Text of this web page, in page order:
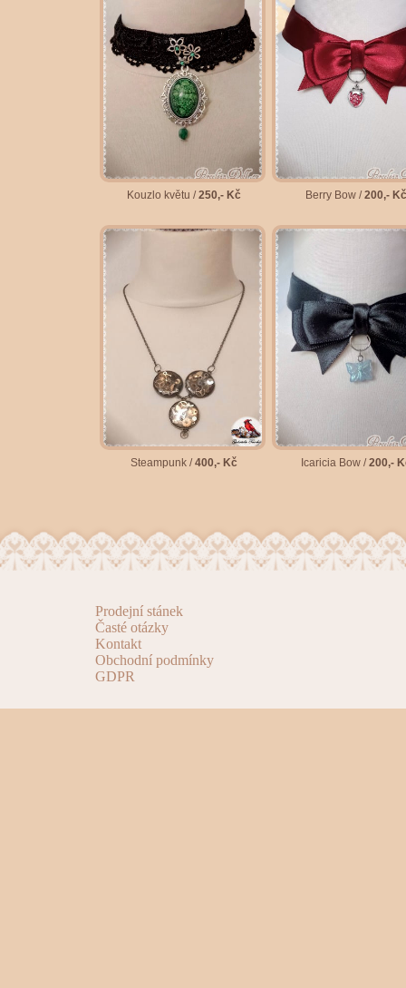
Kouzlo květu /250,- Kč Berry Bow /200,- Kč
Steampunk /400,- Kč Icaricia Bow /200,-
Prodejní stánek
Časté otázky
Kontakt
Obchodní podmínky
GDPR